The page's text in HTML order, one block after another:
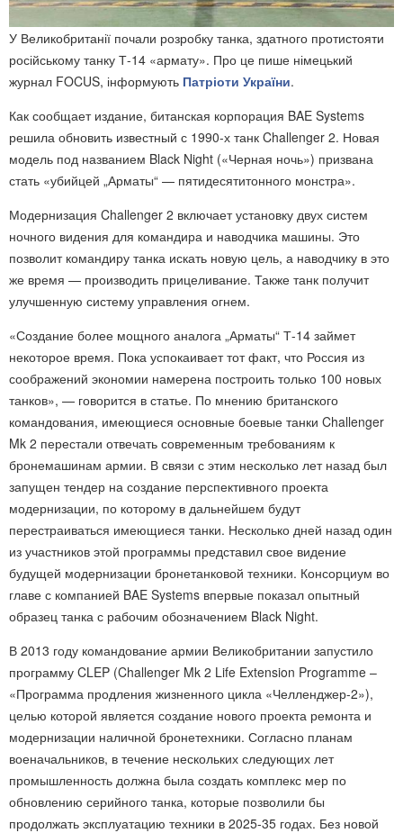
У Великобританії почали розробку танка, здатного протистояти
російському танку Т-14 «армату». Про це пише німецький
журнал FOCUS, інформують Патріоти України.
Как сообщает издание, битанская корпорация BAE Systems
решила обновить известный с 1990-х танк Challenger 2. Новая
модель под названием Black Night («Черная ночь») призвана
стать «убийцей „Арматы“ — пятидесятитонного монстра».
Модернизация Challenger 2 включает установку двух систем
ночного видения для командира и наводчика машины. Это
позволит командиру танка искать новую цель, а наводчику в это
же время — производить прицеливание. Также танк получит
улучшенную систему управления огнем.
«Создание более мощного аналога „Арматы“ Т-14 займет
некоторое время. Пока успокаивает тот факт, что Россия из
соображений экономии намерена построить только 100 новых
танков», — говорится в статье. По мнению британского
командования, имеющиеся основные боевые танки Challenger
Mk 2 перестали отвечать современным требованиям к
бронемашинам армии. В связи с этим несколько лет назад был
запущен тендер на создание перспективного проекта
модернизации, по которому в дальнейшем будут
перестраиваться имеющиеся танки. Несколько дней назад один
из участников этой программы представил свое видение
будущей модернизации бронетанковой техники. Консорциум во
главе с компанией BAE Systems впервые показал опытный
образец танка с рабочим обозначением Black Night.
В 2013 году командование армии Великобритании запустило
программу CLEP (Challenger Mk 2 Life Extension Programme –
«Программа продления жизненного цикла «Челленджер-2»),
целью которой является создание нового проекта ремонта и
модернизации наличной бронетехники. Согласно планам
военачальников, в течение нескольких следующих лет
промышленность должна была создать комплекс мер по
обновлению серийного танка, которые позволили бы
продолжать эксплуатацию техники в 2025-35 годах. Без новой